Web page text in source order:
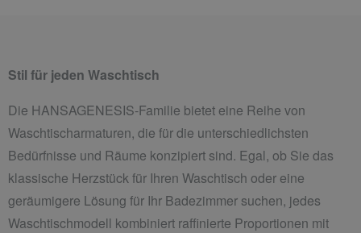
Stil für jeden Waschtisch
Die HANSAGENESIS-Familie bietet eine Reihe von
Waschtischarmaturen, die für die unterschiedlichsten
Bedürfnisse und Räume konzipiert sind. Egal, ob Sie das
klassische Herzstück für Ihren Waschtisch oder eine
geräumigere Lösung für Ihr Badezimmer suchen, jedes
Waschtischmodell kombiniert raffinierte Proportionen mit